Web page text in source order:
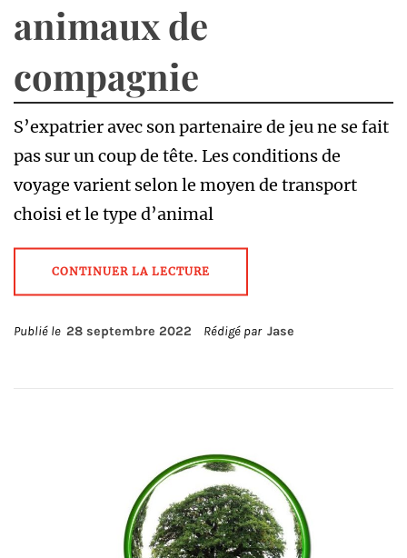
animaux de
compagnie
S’expatrier avec son partenaire de jeu ne se fait
pas sur un coup de tête. Les conditions de
voyage varient selon le moyen de transport
choisi et le type d’animal
CONTINUER LA LECTURE
Publié le 28 septembre 2022 Rédigé par Jase